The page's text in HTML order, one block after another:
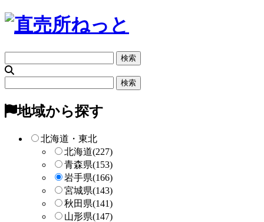
リ
索
ー
検
地域から探す
北海道・東北
北海道(227)
青森県(153)
岩手県(166)
宮城県(143)
秋田県(141)
山形県(147)